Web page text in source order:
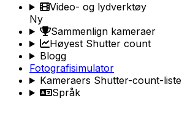
Video- og lydverktøy
Ny
Sammenlign kameraer
Høyest Shutter count
Blogg
Fotografisimulator
Kameraers Shutter-count-liste
Språk